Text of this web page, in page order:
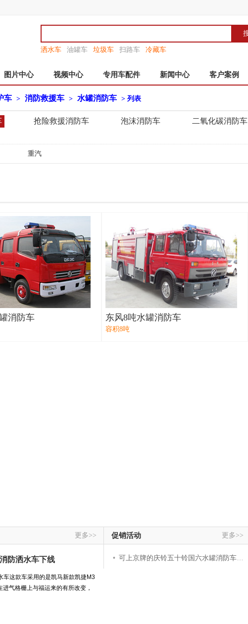
洒水车 油罐车 垃圾车 扫路车 冷藏车
图片中心 视频中心 专用车配件 新闻中心 客户案例
车 > 消防救援车 > 水罐消防车 > 列表
抢险救援消防车 泡沫消防车
二氧化碳消防车
重汽
消防车 东风8吨水罐消防车
容积8吨
更多>>
防洒水车下线
车这款车采用的是凯马新款凯捷M3
气格栅上与福运来的有所改变，
促销活动 更多>>
• 可上京牌的庆铃五十铃国六水罐消防车哪儿有卖